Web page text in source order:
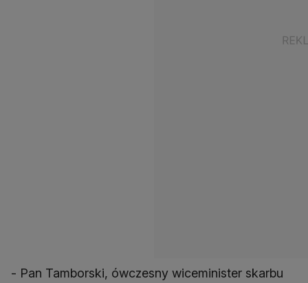
- Pan Tamborski, ówczesny wiceminister skarbu